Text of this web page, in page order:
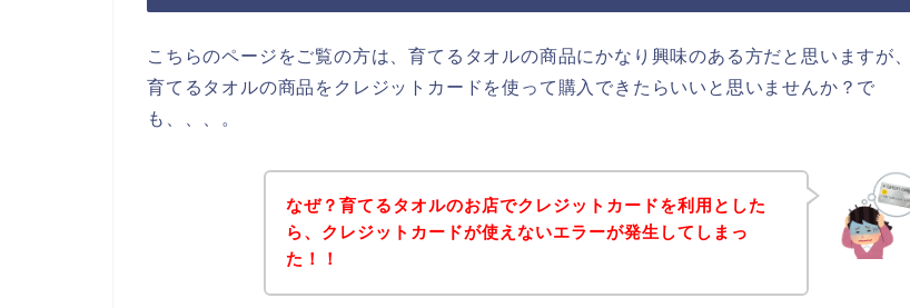
こちらのページをご覧の方は、育てるタオルの商品にかなり興味のある方だと思いますが、
育てるタオルの商品をクレジットカードを使って購入できたらいいと思いませんか？で
も、、、。
なぜ？育てるタオルのお店でクレジットカードを利用とした
ら、クレジットカードが使えないエラーが発生してしまっ
た！！